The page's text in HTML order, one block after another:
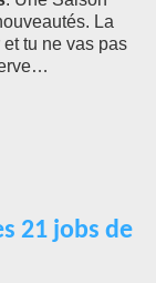
La
tu ne vas pas
21 jobs de